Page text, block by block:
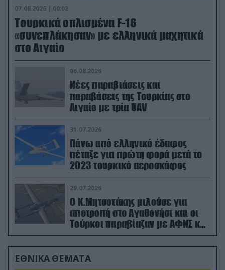
07.08.2026 | 00:02
Τουρκικά οπλισμένα F-16
«συνεπλάκησαν» με ελληνικά μαχητικά
στο Αιγαίο
06.08.2026
Νέες παραβιάσεις και
παραβάσεις της Τουρκίας στο
Αιγαίο με τρία UAV
31.07.2026
Πάνω από ελληνικό έδαφος
πέταξε για πρώτη φορά μετά το
2023 τουρκικό αεροσκάφος
29.07.2026
Ο Κ.Μητσοτάκης μιλούσε για
αποτροπή στο Αγαθονήσι και οι
Τούρκοι παραβίαζαν με ΑΦΝΣ και
drone
ΕΘΝΙΚΑ ΘΕΜΑΤΑ